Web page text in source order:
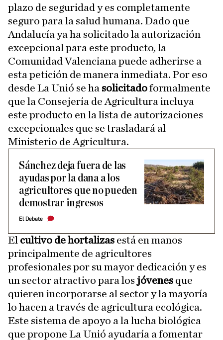
plazo de seguridad y es completamente
seguro para la salud humana. Dado que
Andalucía ya ha solicitado la autorización
excepcional para este producto, la
Comunidad Valenciana puede adherirse a
esta petición de manera inmediata. Por eso
desde La Unió se ha solicitadoformalmente
que la Consejería de Agricultura incluya
este producto en la lista de autorizaciones
excepcionales que se trasladará al
Ministerio de Agricultura.
Sánchez deja fuera de las
ayudas por la dana a los
agricultores que no pueden
demostrar ingresos
El Debate
El cultivo de hortalizas está en manos
principalmente de agricultores
profesionales por su mayor dedicación y es
un sector atractivo para los jóvenes que
quieren incorporarse al sector y la mayoría
lo hacen a través de agricultura ecológica.
Este sistema de apoyo a la lucha biológica
que propone La Unió ayudaría a fomentar